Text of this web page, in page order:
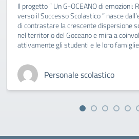
Il progetto ” Un G-OCEANO di emozioni:
verso il Successo Scolastico ” nasce
di contrastare la crescente dispersione
nel territorio del Goceano e mira a
attivamente gli studenti e le loro
Personale scolastico